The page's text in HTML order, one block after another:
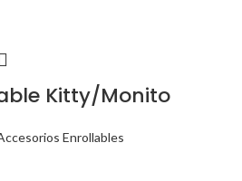
Kitty/Monito
Enrollables